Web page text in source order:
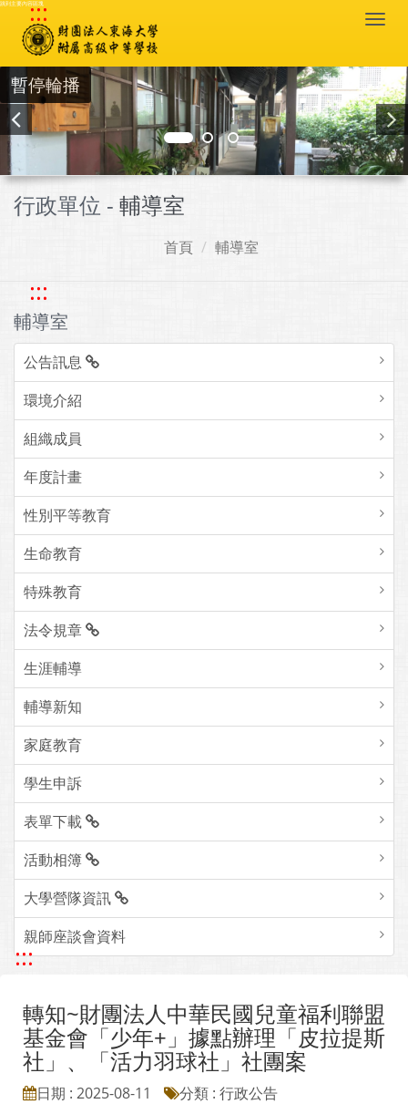
跳到主要內容區塊
:::
暫停輪播
行政單位 - 輔導室
首頁 輔導室
:::
輔導室
公告訊息
環境介紹
組織成員
年度計畫
性別平等教育
生命教育
特殊教育
法令規章
生涯輔導
輔導新知
家庭教育
學生申訴
表單下載
活動相簿
大學營隊資訊
親師座談會資料
:::
轉知~財團法人中華民國兒童福利聯盟
基金會「少年+」據點辦理「皮拉提斯
社」、「活力羽球社」社團案
日期 : 2025-08-11
分類 : 行政公告